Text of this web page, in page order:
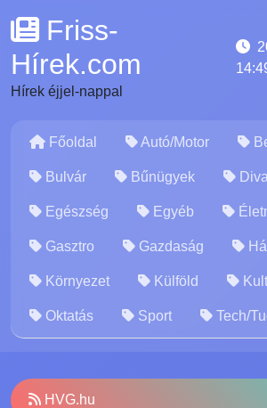
Friss-
Hírek.com
Hírek éjjel-nappal
Főoldal Autó/Motor
Bulvár Bűnügyek
Egészség Egyéb
Gasztro Gazdaság
Környezet Külföld
Oktatás Sport Tech/
HVG.hu